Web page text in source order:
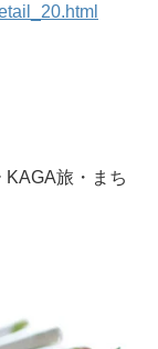
旅・まち